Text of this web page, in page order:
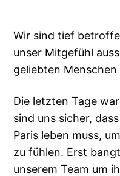
Wir sind tief
unser Mitgefühl
geliebten
Die letzten Tage
sind uns sicher,
Paris leben muss,
zu fühlen. Erst
unserem Team um